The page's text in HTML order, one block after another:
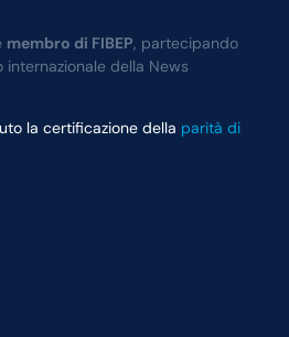
membro di FIBEP, partecipando
della News
la certificazione della parità di